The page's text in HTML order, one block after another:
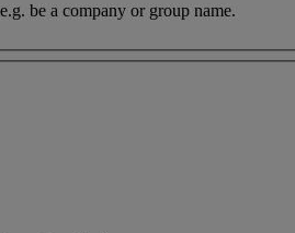
be a company or group name.